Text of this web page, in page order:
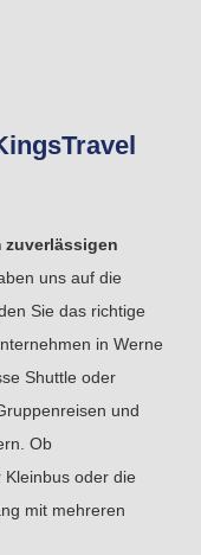
Travel
zuverlässigen
uns auf die
Sie das richtige
in Werne
Shuttle oder
und
Ob
oder die
mit mehreren